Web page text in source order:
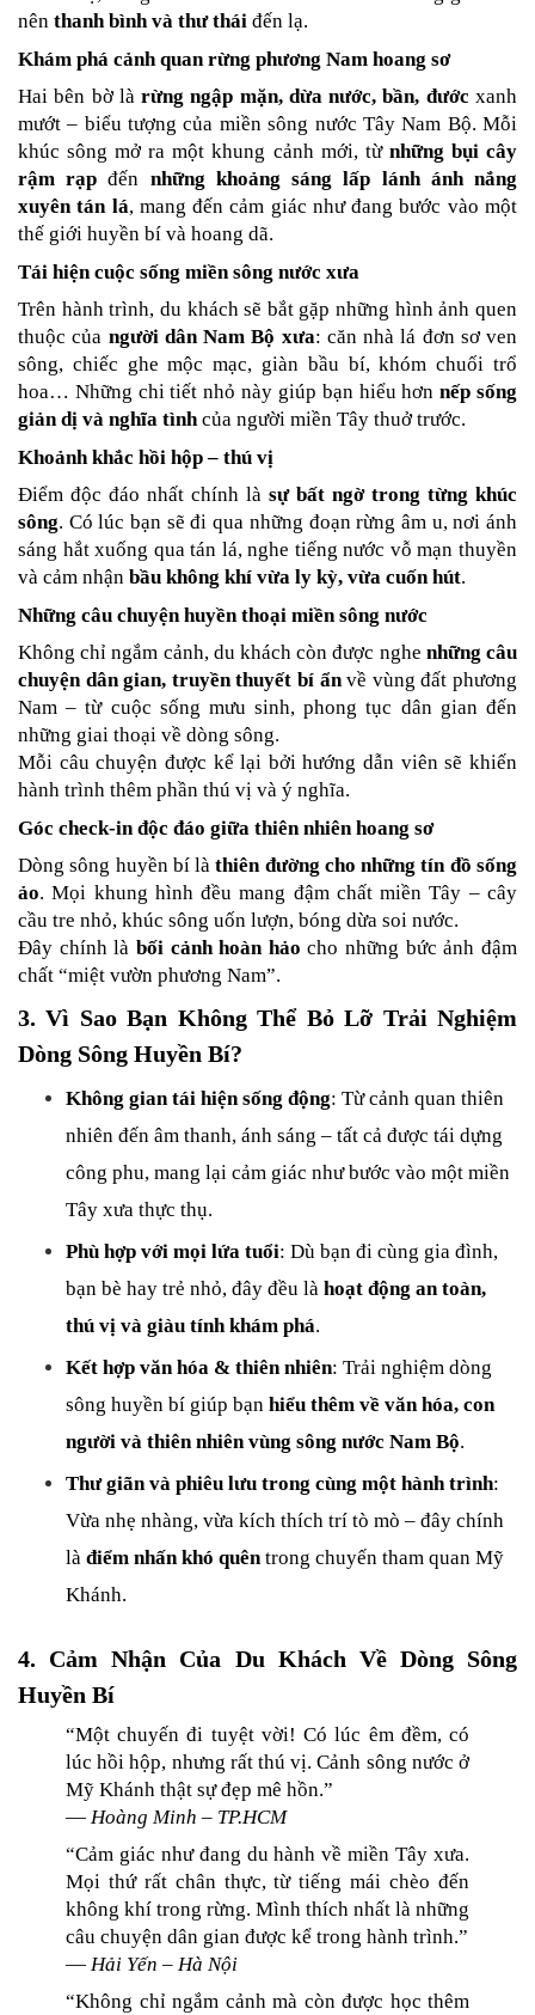
nên thanh bình và thư thái đến lạ.
Khám phá cảnh quan rừng phương Nam hoang sơ
Hai bên bờ là rừng ngập mặn, dừa nước, bần, đước xanh
mướt – biểu tượng của miền sông nước Tây Nam Bộ. Mỗi
khúc sông mở ra một khung cảnh mới, từ những bụi cây
rậm rạp đến những khoảng sáng lấp lánh ánh nắng
xuyên tán lá, mang đến cảm giác như đang bước vào một
thế giới huyền bí và hoang dã.
Tái hiện cuộc sống miền sông nước xưa
Trên hành trình, du khách sẽ bắt gặp những hình ảnh quen
thuộc của người dân Nam Bộ xưa: căn nhà lá đơn sơ ven
sông, chiếc ghe mộc mạc, giàn bầu bí, khóm chuối trổ
hoa… Những chi tiết nhỏ này giúp bạn hiểu hơn nếp sống
giản dị và nghĩa tình của người miền Tây thuở trước.
Khoảnh khắc hồi hộp – thú vị
Điểm độc đáo nhất chính là sự bất ngờ trong từng khúc
sông. Có lúc bạn sẽ đi qua những đoạn rừng âm u, nơi ánh
sáng hắt xuống qua tán lá, nghe tiếng nước vỗ mạn thuyền
và cảm nhận bầu không khí vừa ly kỳ, vừa cuốn hút.
Những câu chuyện huyền thoại miền sông nước
Không chỉ ngắm cảnh, du khách còn được nghe những câu
chuyện dân gian, truyền thuyết bí ẩn về vùng đất phương
Nam – từ cuộc sống mưu sinh, phong tục dân gian đến
những giai thoại về dòng sông.
Mỗi câu chuyện được kể lại bởi hướng dẫn viên sẽ khiến
hành trình thêm phần thú vị và ý nghĩa.
Góc check-in độc đáo giữa thiên nhiên hoang sơ
Dòng sông huyền bí là thiên đường cho những tín đồ sống
ảo. Mọi khung hình đều mang đậm chất miền Tây – cây
cầu tre nhỏ, khúc sông uốn lượn, bóng dừa soi nước.
Đây chính là bối cảnh hoàn hảo cho những bức ảnh đậm
chất “miệt vườn phương Nam”.
3. Vì Sao Bạn Không Thể Bỏ Lỡ Trải Nghiệm
Dòng Sông Huyền Bí?
Không gian tái hiện sống động: Từ cảnh quan thiên
nhiên đến âm thanh, ánh sáng – tất cả được tái dựng
công phu, mang lại cảm giác như bước vào một miền
Tây xưa thực thụ.
Phù hợp với mọi lứa tuổi: Dù bạn đi cùng gia đình,
bạn bè hay trẻ nhỏ, đây đều là hoạt động an toàn,
thú vị và giàu tính khám phá.
Kết hợp văn hóa & thiên nhiên: Trải nghiệm dòng
sông huyền bí giúp bạn hiểu thêm về văn hóa, con
người và thiên nhiên vùng sông nước Nam Bộ.
Thư giãn và phiêu lưu trong cùng một hành trình:
Vừa nhẹ nhàng, vừa kích thích trí tò mò – đây chính
là điểm nhấn khó quên trong chuyến tham quan Mỹ
Khánh.
4. Cảm Nhận Của Du Khách Về Dòng Sông
Huyền Bí
“Một chuyến đi tuyệt vời! Có lúc êm đềm, có
lúc hồi hộp, nhưng rất thú vị. Cảnh sông nước ở
Mỹ Khánh thật sự đẹp mê hồn.”
— Hoàng Minh – TP.HCM
“Cảm giác như đang du hành về miền Tây xưa.
Mọi thứ rất chân thực, từ tiếng mái chèo đến
không khí trong rừng. Mình thích nhất là những
câu chuyện dân gian được kể trong hành trình.”
— Hải Yến – Hà Nội
“Không chỉ ngắm cảnh mà còn được học thêm